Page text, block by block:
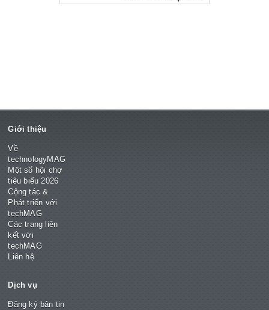
Giới thiệu
Về
technologyMAG
Một số hội chợ
tiêu biểu 2026
Cộng tác &
Phát triển với
techMAG
Các trang liên
kết với
techMAG
Liên hệ
Dịch vụ
Đăng ký bản tin